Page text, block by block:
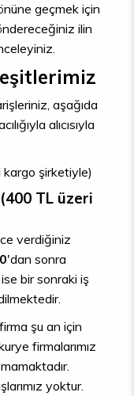
geçmek için
ilin
aşağıda
alıcısıyla
şirketiyle)
TL üzeri
verdiğiniz
'dan sonra
bir sonraki iş
şu an için
firmalarımız
yoktur.